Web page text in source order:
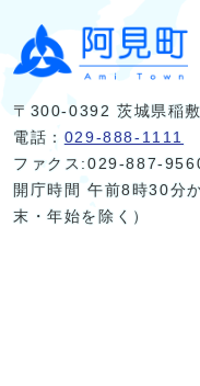
〒300-0392 茨城県稲
電話： 029-888-1111
ファクス:029-887-
開庁時間 午前8時30分
末・年始を除く）